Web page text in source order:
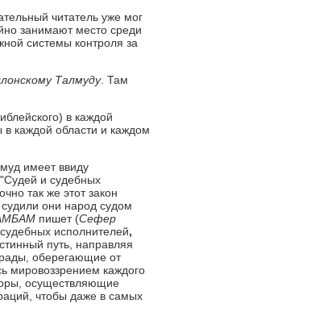
читатель уже мог
занимают место среди
системы контроля за
Талмуду. Там
в каждой
каждой области и каждом
имеет ввиду
и судебных
так же этот закон
они народ судом
пишет (Сефер
исполнителей,
путь, направляя
оберегающие от
мировоззрением каждого
осуществляющие
чтобы даже в самых